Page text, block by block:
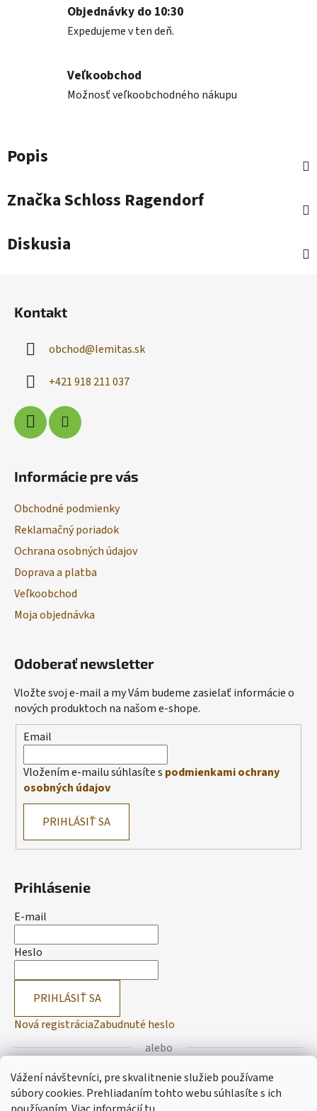
Vážení návštevníci, pre skvalitnenie služieb používame
súbory cookies. Prehliadaním tohto webu súhlasíte s ich
Objednávky do 10:30
Expedujeme v ten deň.
Veľkoobchod
Možnosť veľkoobchodného nákupu
Popis
ZnačkaSchloss Ragendorf
Diskusia
Kontakt
obchod@lemitas.sk
+421 918 211 037
Informácie pre vás
Obchodné podmienky
Reklamačný poriadok
Ochrana osobných údajov
Doprava a platba
Veľkoobchod
Moja objednávka
Odoberať newsletter
Vložte svoj e-mail a my Vám budeme zasielať informácie o
nových produktoch na našom e-shope.
Email
Vložením e-mailu súhlasíte s podmienkami ochrany
osobných údajov
PRIHLÁSIŤ SA
Prihlásenie
E-mail
Heslo
PRIHLÁSIŤ SA
Nová registráciaZabudnuté heslo
alebo
Prihlásiť sa cez Facebook